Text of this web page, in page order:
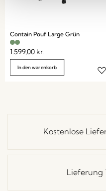
Contain Pouf Large Grün
1.599,00 kr.
In den warenkorb
Kostenlose
Lieferung